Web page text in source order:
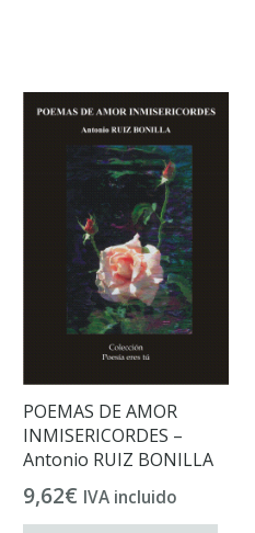
POEMAS DE AMOR
INMISERICORDES –
Antonio RUIZ BONILLA
9,62€ IVA incluido